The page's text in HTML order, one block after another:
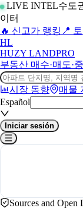
LIVE INTEL수도
이터
🔥 신고가 랭킹 📍
HL
HUZY LANDPRO
부동산 매수·매도·
시장 동향 매물
Español
Iniciar sesión
Sources and Open